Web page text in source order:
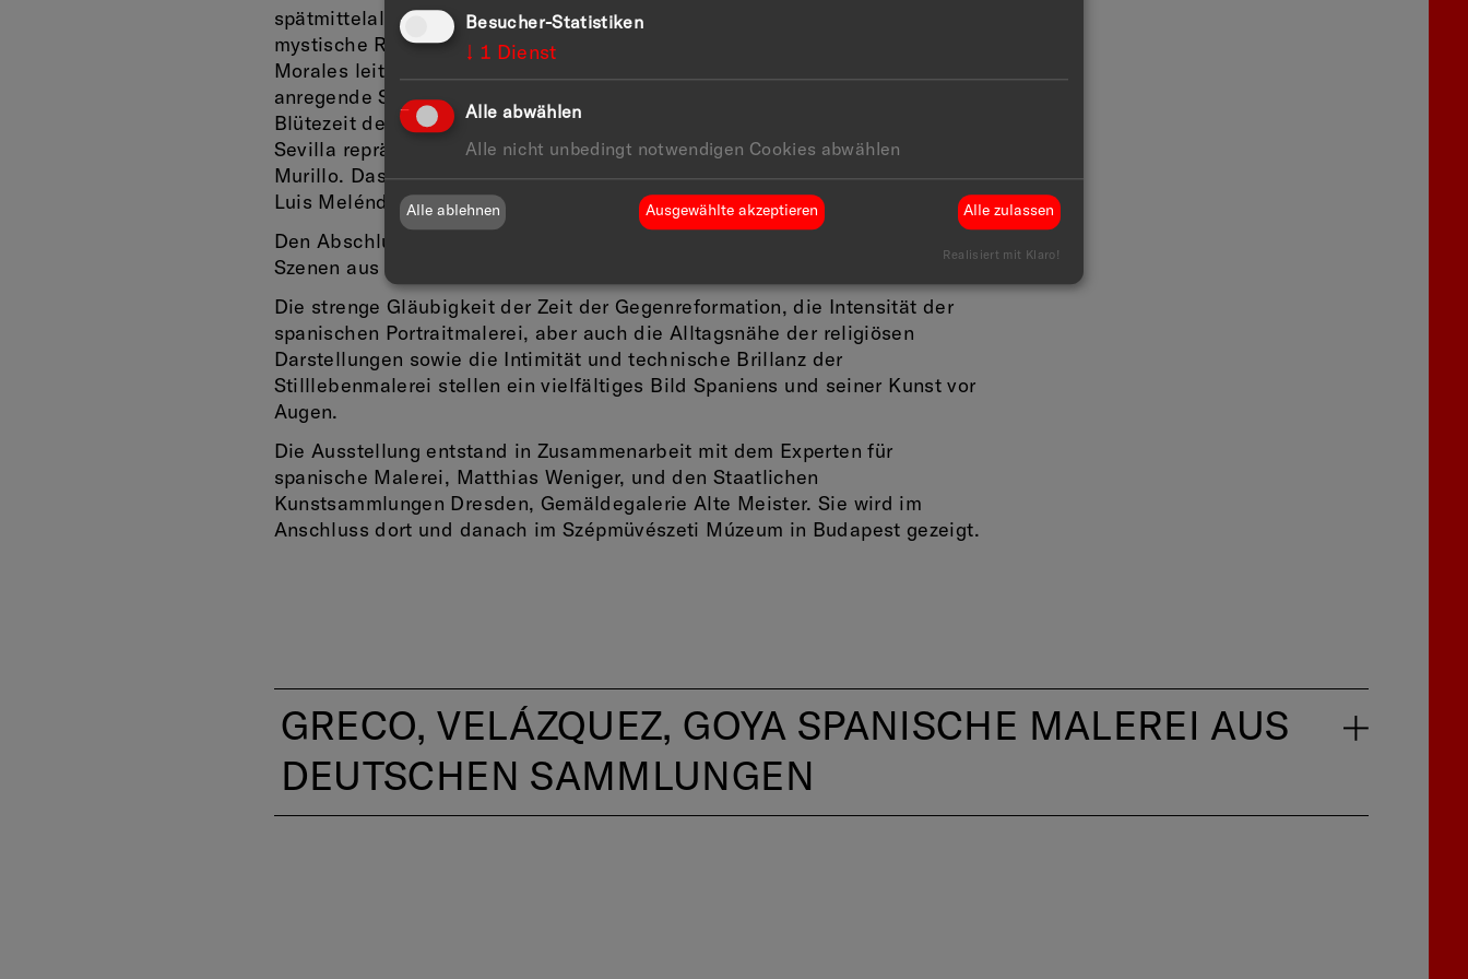
spätmittelalterlichen, aragonesischen und katalanischen Meister. Der
mystische Realismus der Christus- und Madonnendarstellungen von Luis de
Morales leitet zu El Greco über. Dessen einzigartige, die Moderne
anregende Sonderform des Manierismus blieb bis heute ohne Gleichen. Die
Blütezeit des spanischen Barock mit seinen wichtigsten Zentren Madrid und
Sevilla repräsentieren Hauptwerke von Ribera, Velázquez, Zurbarán und
Murillo. Das spanische Stillleben ist durch die herb-sinnlichen Bilder von
Luis Meléndez vertreten.
Den Abschluss bildet Goya mit seinen veristischen Portraits und düsteren
Szenen aus dem spanischen Bürgerkrieg.
Die strenge Gläubigkeit der Zeit der Gegenreformation, die Intensität der
spanischen Portraitmalerei, aber auch die Alltagsnähe der religiösen
Darstellungen sowie die Intimität und technische Brillanz der
Stilllebenmalerei stellen ein vielfältiges Bild Spaniens und seiner Kunst vor
Augen.
Die Ausstellung entstand in Zusammenarbeit mit dem Experten für
spanische Malerei, Matthias Weniger, und den Staatlichen
Kunstsammlungen Dresden, Gemäldegalerie Alte Meister. Sie wird im
Anschluss dort und danach im Szépmüvészeti Múzeum in Budapest gezeigt.
GRECO, VELÁZQUEZ, GOYA SPANISCHE MALEREI AUS
DEUTSCHEN SAMMLUNGEN
Besucher-Statistiken
↓ 1 Dienst
Alle abwählen
Alle nicht unbedingt notwendigen Cookies abwählen
Alle ablehnen Ausgewählte akzeptieren Alle zulassen
Realisiert mit Klaro!